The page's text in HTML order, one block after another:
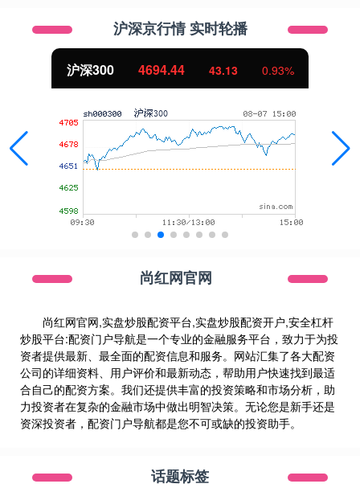
沪深京行情 实时轮播
沪深300 4694.44 43.13 0.93%
尚红网官网
尚红网官网,实盘炒股配资平台,实盘炒股配资开户,安全杠杆
炒股平台:配资门户导航是一个专业的金融服务平台，致力于为投
资者提供最新、最全面的配资信息和服务。网站汇集了各大配资
公司的详细资料、用户评价和最新动态，帮助用户快速找到最适
合自己的配资方案。我们还提供丰富的投资策略和市场分析，助
力投资者在复杂的金融市场中做出明智决策。无论您是新手还是
资深投资者，配资门户导航都是您不可或缺的投资助手。
话题标签